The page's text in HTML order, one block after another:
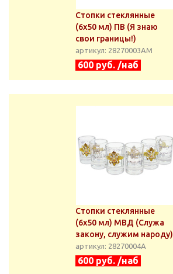
Стопки стеклянные
(6х50 мл) ПВ (Я знаю
свои границы!)
артикул: 28270003АМ
600 руб. /наб
Стопки стеклянные
(6х50 мл) МВД (Служа
закону, служим народу)
артикул: 28270004А
600 руб. /наб